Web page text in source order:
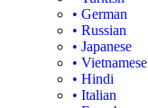
• German
• Russian
• Japanese
• Vietnamese
• Hindi
• Italian